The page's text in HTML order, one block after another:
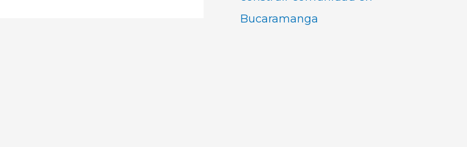
Bucaramanga